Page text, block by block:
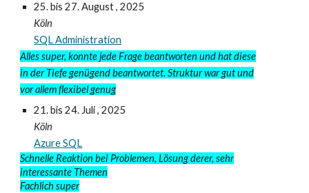
25. bis 27. August, 2025
Köln
SQL Administration
Alles super, konnte jede Frage beantworten und hat diese
in der Tiefe genügend beantwortet. Struktur war gut und
vor allem flexibel genug
21. bis24. Juli, 2025
Köln
Azure SQL
Schnelle Reaktion bei Problemen, Lösung derer, sehr
interessante Themen
Fachlich super